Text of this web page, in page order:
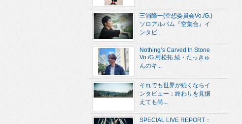
三浦隆一(空想委員会Vo./G.)
ソロアルバム『空集合』イ
ンタビ...
Nothing’s Carved In Stone
Vo./G.村松拓 続・たっきゅ
んのキ...
それでも世界が続くならイ
ンタビュー：終わりを見据
えても尚...
SPECIAL LIVE REPORT：